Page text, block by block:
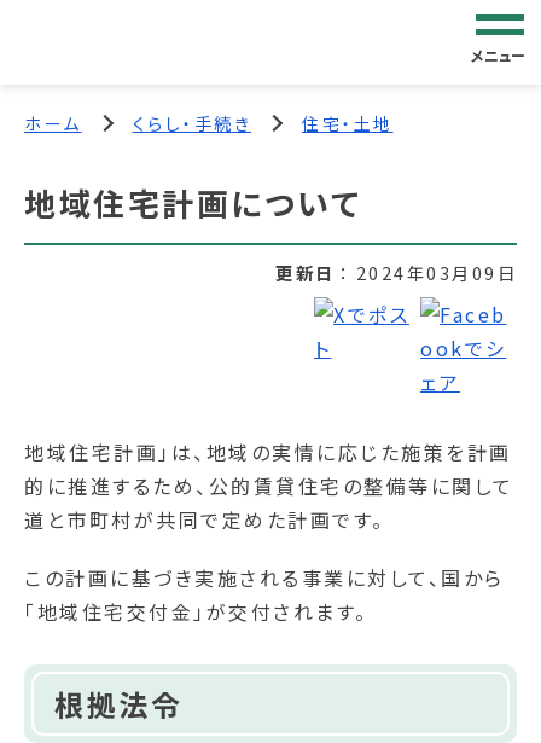
メニュー
ホーム くらし・手続き 住宅・土地
地域住宅計画について
更新日 2024年03月09日
地域住宅計画」は、地域の実情に応じた施策を計画
的に推進するため、公的賃貸住宅の整備等に関して
道と市町村が共同で定めた計画です。
この計画に基づき実施される事業に対して、国から
「地域住宅交付金」が交付されます。
根拠法令